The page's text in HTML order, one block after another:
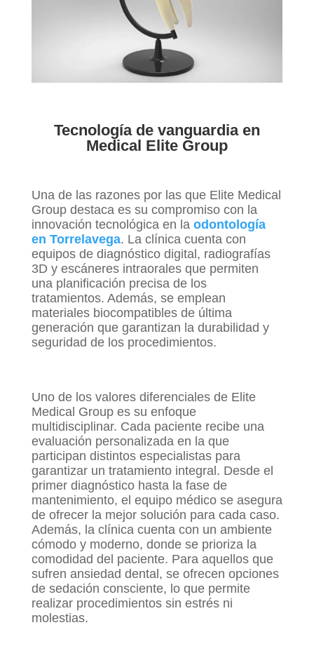
Tecnología de vanguardia en
Medical Elite Group
Una de las razones por las que Elite Medical
Group destaca es su compromiso con la
innovación tecnológica en la odontología
en Torrelavega. La clínica cuenta con
equipos de diagnóstico digital, radiografías
3D y escáneres intraorales que permiten
una planificación precisa de los
tratamientos. Además, se emplean
materiales biocompatibles de última
generación que garantizan la durabilidad y
seguridad de los procedimientos.
Uno de los valores diferenciales de Elite
Medical Group es su enfoque
multidisciplinar. Cada paciente recibe una
evaluación personalizada en la que
participan distintos especialistas para
garantizar un tratamiento integral. Desde el
primer diagnóstico hasta la fase de
mantenimiento, el equipo médico se asegura
de ofrecer la mejor solución para cada caso.
Además, la clínica cuenta con un ambiente
cómodo y moderno, donde se prioriza la
comodidad del paciente. Para aquellos que
sufren ansiedad dental, se ofrecen opciones
de sedación consciente, lo que permite
realizar procedimientos sin estrés ni
molestias.